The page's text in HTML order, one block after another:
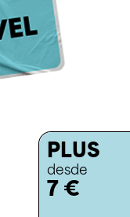
PLUS
desde
7 €